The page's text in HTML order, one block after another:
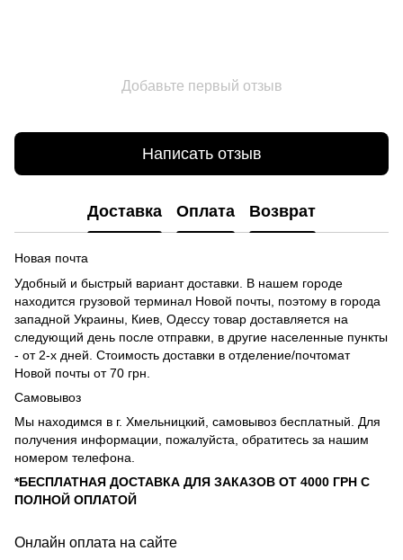
Добавьте первый отзыв
Написать отзыв
Доставка Оплата Возврат
Новая почта
Удобный и быстрый вариант доставки. В нашем городе
находится грузовой терминал Новой почты, поэтому в города
западной Украины, Киев, Одессу товар доставляется на
следующий день после отправки, в другие населенные пункты
- от 2-х дней. Стоимость доставки в отделение/почтомат
Новой почты от 70 грн.
Самовывоз
Мы находимся в г. Хмельницкий, самовывоз бесплатный. Для
получения информации, пожалуйста, обратитесь за нашим
номером телефона.
*БЕСПЛАТНАЯ ДОСТАВКА ДЛЯ ЗАКАЗОВ ОТ 4000 ГРН С
ПОЛНОЙ ОПЛАТОЙ
Онлайн оплата на сайте